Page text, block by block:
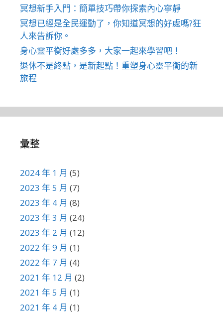
冥想新手入門：簡單技巧帶你探索內心寧靜
冥想已經是全民運動了，你知道冥想的好處嗎?狂
人來告訴你。
身心靈平衡好處多多，大家一起來學習吧！
退休不是終點，是新起點！重塑身心靈平衡的新
旅程
彙整
2024 年 1 月 (5)
2023 年 5 月 (7)
2023 年 4 月 (8)
2023 年 3 月 (24)
2023 年 2 月 (12)
2022 年 9 月 (1)
2022 年 7 月 (4)
2021 年 12 月 (2)
2021 年 5 月 (1)
2021 年 4 月 (1)